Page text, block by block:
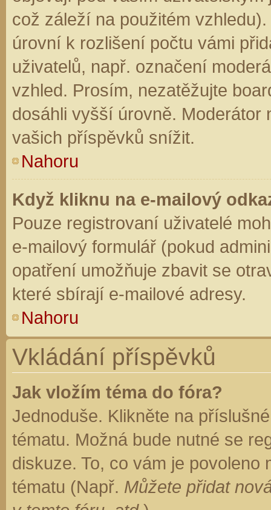
což záleží na použitém
úrovní k rozlišení počtu vámi
uživatelů, např. označení
vzhled. Prosím, nezatěžujte
dosáhli vyšší úrovně. Moderátor
vašich příspěvků snížit.
Nahoru
Když kliknu na e-mailový
Pouze registrovaní uživatelé
e-mailový formulář (pokud
opatření umožňuje zbavit se
které sbírají e-mailové adresy.
Nahoru
Vkládání příspěvků
Jak vložím téma do fóra?
Jednoduše. Klikněte na
tématu. Možná bude nutné se
diskuze. To, co vám je
tématu (Např. Můžete přidat